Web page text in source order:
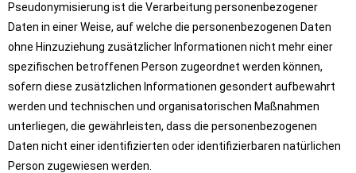
Pseudonymisierung ist die Verarbeitung personenbezogener
Daten in einer Weise, auf welche die personenbezogenen Daten
ohne Hinzuziehung zusätzlicher Informationen nicht mehr einer
spezifischen betroffenen Person zugeordnet werden können,
sofern diese zusätzlichen Informationen gesondert aufbewahrt
werden und technischen und organisatorischen Maßnahmen
unterliegen, die gewährleisten, dass die personenbezogenen
Daten nicht einer identifizierten oder identifizierbaren natürlichen
Person zugewiesen werden.